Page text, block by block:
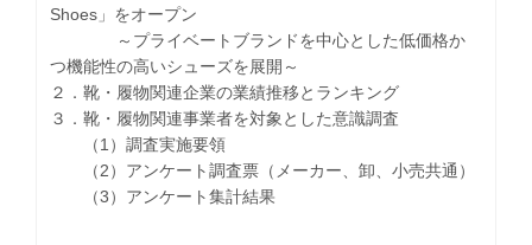
Shoes」をオープン
～プライベートブランドを中心とした低価格か
つ機能性の高いシューズを展開～
２．靴・履物関連企業の業績推移とランキング
３．靴・履物関連事業者を対象とした意識調査
（1）調査実施要領
（2）アンケート調査票（メーカー、卸、小売共通）
（3）アンケート集計結果